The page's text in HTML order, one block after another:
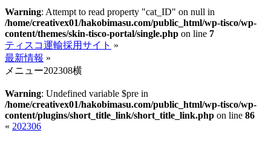
Warning: Attempt to read property "cat_ID" on null in
/home/creativex01/hakobimasu.com/public_html/wp-tisco/wp-
content/themes/skin-tisco-portal/single.php on line 7
ティスコ運輸採用サイト »
最新情報 »
メニュー202308横
Warning: Undefined variable $pre in
/home/creativex01/hakobimasu.com/public_html/wp-tisco/wp-
content/plugins/short_title_link/short_title_link.php on line 86
« 202306